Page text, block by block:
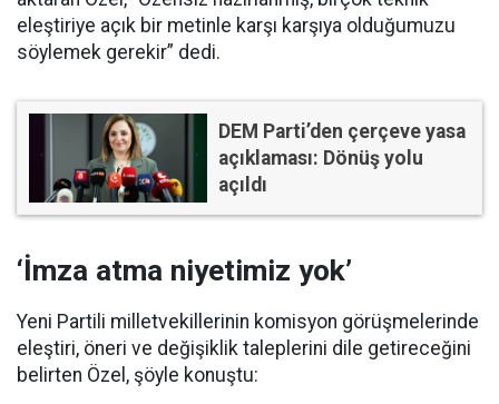
eleştiriye açık bir metinle karşı karşıya olduğumuzu
söylemek gerekir” dedi.
DEM Parti’den çerçeve yasa
açıklaması: Dönüş yolu
açıldı
‘İmza atma niyetimiz yok’
Yeni Partili milletvekillerinin komisyon görüşmelerinde
eleştiri, öneri ve değişiklik taleplerini dile getireceğini
belirten Özel, şöyle konuştu: